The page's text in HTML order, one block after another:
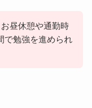
昼休憩や通勤時
で勉強を進められ